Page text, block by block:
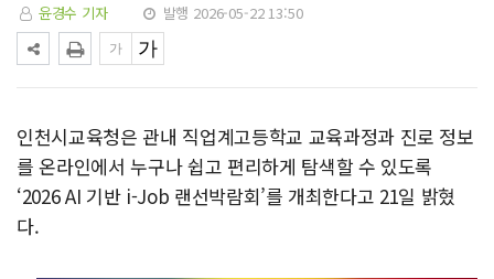
윤경수 기자 발행 2026-05-22 13:50
인천시교육청은 관내 직업계고등학교 교육과정과 진로 정보
를 온라인에서 누구나 쉽고 편리하게 탐색할 수 있도록
‘2026 AI 기반 i-Job 랜선박람회’를 개최한다고 21일 밝혔
다.